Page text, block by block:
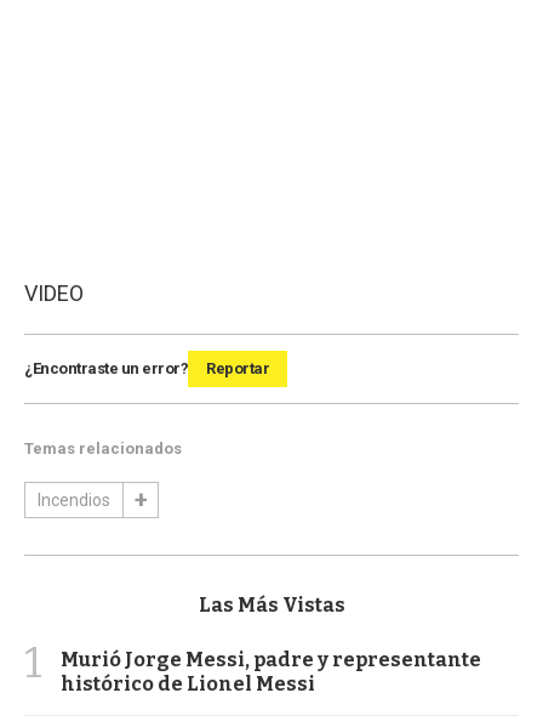
VIDEO
¿Encontraste un error? Reportar
Temas relacionados
Incendios
Las Más Vistas
1
Murió Jorge Messi, padre y representante
histórico de Lionel Messi